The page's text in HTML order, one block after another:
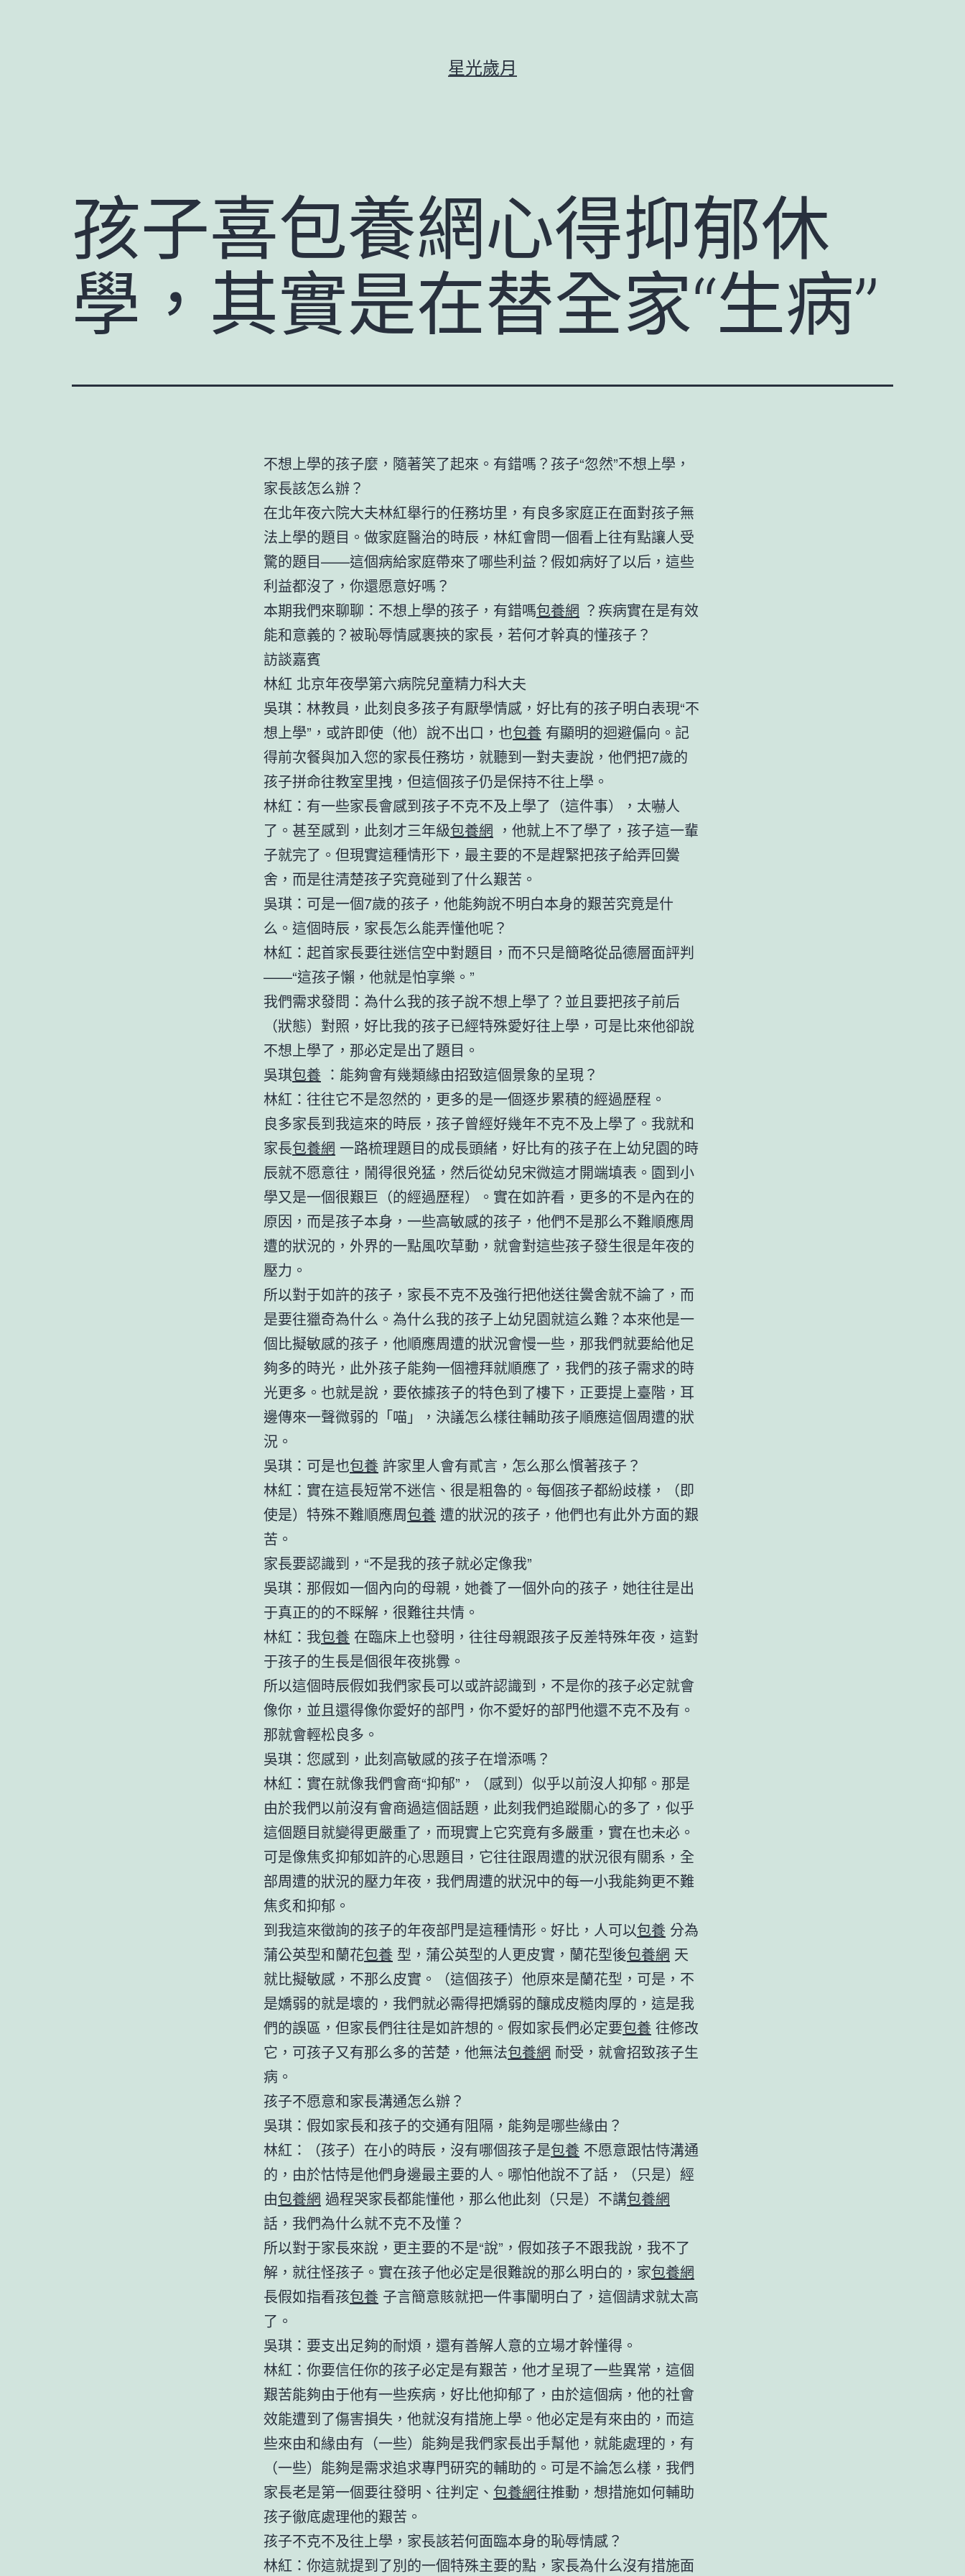
星光歲月
孩子喜包養網心得抑郁休
學，其實是在替全家“生病”
不想上學的孩子麼，隨著笑了起來。有錯嗎？孩子“忽然”不想上學，
家長該怎么辦？
在北年夜六院大夫林紅舉行的任務坊里，有良多家庭正在面對孩子無
法上學的題目。做家庭醫治的時辰，林紅會問一個看上往有點讓人受
驚的題目——這個病給家庭帶來了哪些利益？假如病好了以后，這些
利益都沒了，你還愿意好嗎？
本期我們來聊聊：不想上學的孩子，有錯嗎包養網 ？疾病實在是有效
能和意義的？被恥辱情感裹挾的家長，若何才幹真的懂孩子？
訪談嘉賓
林紅 北京年夜學第六病院兒童精力科大夫
吳琪：林教員，此刻良多孩子有厭學情感，好比有的孩子明白表現“不
想上學”，或許即使（他）說不出口，也包養 有顯明的迴避偏向。記
得前次餐與加入您的家長任務坊，就聽到一對夫妻說，他們把7歲的
孩子拼命往教室里拽，但這個孩子仍是保持不往上學。
林紅：有一些家長會感到孩子不克不及上學了（這件事），太嚇人
了。甚至感到，此刻才三年級包養網 ，他就上不了學了，孩子這一輩
子就完了。但現實這種情形下，最主要的不是趕緊把孩子給弄回黌
舍，而是往清楚孩子究竟碰到了什么艱苦。
吳琪：可是一個7歲的孩子，他能夠說不明白本身的艱苦究竟是什
么。這個時辰，家長怎么能弄懂他呢？
林紅：起首家長要往迷信空中對題目，而不只是簡略從品德層面評判
——“這孩子懶，他就是怕享樂。”
我們需求發問：為什么我的孩子說不想上學了？並且要把孩子前后
（狀態）對照，好比我的孩子已經特殊愛好往上學，可是比來他卻說
不想上學了，那必定是出了題目。
吳琪包養 ：能夠會有幾類緣由招致這個景象的呈現？
林紅：往往它不是忽然的，更多的是一個逐步累積的經過歷程。
良多家長到我這來的時辰，孩子曾經好幾年不克不及上學了。我就和
家長包養網 一路梳理題目的成長頭緒，好比有的孩子在上幼兒園的時
辰就不愿意往，鬧得很兇猛，然后從幼兒宋微這才開端填表。園到小
學又是一個很艱巨（的經過歷程）。實在如許看，更多的不是內在的
原因，而是孩子本身，一些高敏感的孩子，他們不是那么不難順應周
遭的狀況的，外界的一點風吹草動，就會對這些孩子發生很是年夜的
壓力。
所以對于如許的孩子，家長不克不及強行把他送往黌舍就不論了，而
是要往獵奇為什么。為什么我的孩子上幼兒園就這么難？本來他是一
個比擬敏感的孩子，他順應周遭的狀況會慢一些，那我們就要給他足
夠多的時光，此外孩子能夠一個禮拜就順應了，我們的孩子需求的時
光更多。也就是說，要依據孩子的特色到了樓下，正要提上臺階，耳
邊傳來一聲微弱的「喵」，決議怎么樣往輔助孩子順應這個周遭的狀
況。
吳琪：可是也包養 許家里人會有貳言，怎么那么慣著孩子？
林紅：實在這長短常不迷信、很是粗魯的。每個孩子都紛歧樣，（即
使是）特殊不難順應周包養 遭的狀況的孩子，他們也有此外方面的艱
苦。
家長要認識到，“不是我的孩子就必定像我”
吳琪：那假如一個內向的母親，她養了一個外向的孩子，她往往是出
于真正的的不睬解，很難往共情。
林紅：我包養 在臨床上也發明，往往母親跟孩子反差特殊年夜，這對
于孩子的生長是個很年夜挑釁。
所以這個時辰假如我們家長可以或許認識到，不是你的孩子必定就會
像你，並且還得像你愛好的部門，你不愛好的部門他還不克不及有。
那就會輕松良多。
吳琪：您感到，此刻高敏感的孩子在增添嗎？
林紅：實在就像我們會商“抑郁”，（感到）似乎以前沒人抑郁。那是
由於我們以前沒有會商過這個話題，此刻我們追蹤關心的多了，似乎
這個題目就變得更嚴重了，而現實上它究竟有多嚴重，實在也未必。
可是像焦炙抑郁如許的心思題目，它往往跟周遭的狀況很有關系，全
部周遭的狀況的壓力年夜，我們周遭的狀況中的每一小我能夠更不難
焦炙和抑郁。
到我這來徵詢的孩子的年夜部門是這種情形。好比，人可以包養 分為
蒲公英型和蘭花包養 型，蒲公英型的人更皮實，蘭花型後包養網 天
就比擬敏感，不那么皮實。（這個孩子）他原來是蘭花型，可是，不
是嬌弱的就是壞的，我們就必需得把嬌弱的釀成皮糙肉厚的，這是我
們的誤區，但家長們往往是如許想的。假如家長們必定要包養 往修改
它，可孩子又有那么多的苦楚，他無法包養網 耐受，就會招致孩子生
病。
孩子不愿意和家長溝通怎么辦？
吳琪：假如家長和孩子的交通有阻隔，能夠是哪些緣由？
林紅：（孩子）在小的時辰，沒有哪個孩子是包養 不愿意跟怙恃溝通
的，由於怙恃是他們身邊最主要的人。哪怕他說不了話，（只是）經
由包養網 過程哭家長都能懂他，那么他此刻（只是）不講包養網
話，我們為什么就不克不及懂？
所以對于家長來說，更主要的不是“說”，假如孩子不跟我說，我不了
解，就往怪孩子。實在孩子他必定是很難說的那么明白的，家包養網
長假如指看孩包養 子言簡意賅就把一件事闡明白了，這個請求就太高
了。
吳琪：要支出足夠的耐煩，還有善解人意的立場才幹懂得。
林紅：你要信任你的孩子必定是有艱苦，他才呈現了一些異常，這個
艱苦能夠由于他有一些疾病，好比他抑郁了，由於這個病，他的社會
效能遭到了傷害損失，他就沒有措施上學。他必定是有來由的，而這
些來由和緣由有（一些）能夠是我們家長出手幫他，就能處理的，有
（一些）能夠是需求追求專門研究的輔助的。可是不論怎么樣，我們
家長老是第一個要往發明、往判定、 包養網往推動，想措施如何輔助
孩子徹底處理他的艱苦。
孩子不克不及往上學，家長該若何面臨本身的恥辱情感？
林紅：你這就提到了別的一個特殊主要的點，家長為什么沒有措施面